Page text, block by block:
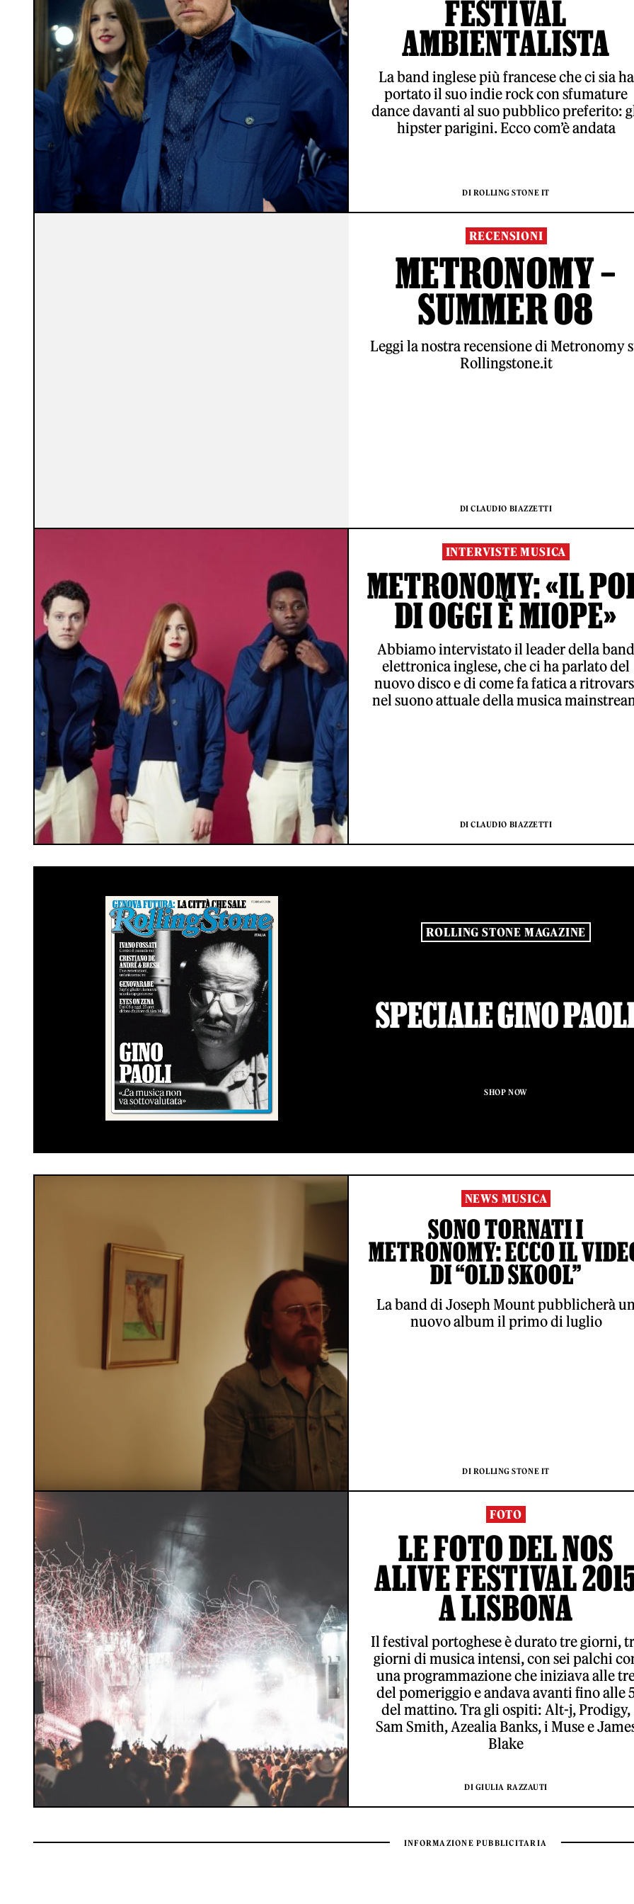
FESTIVAL
AMBIENTALISTA
La band inglese più francese che ci sia ha
portato il suo indie rock con sfumature
dance davanti al suo pubblico preferito:
hipster parigini. Ecco com’è andata
DI ROLLING STONE IT
RECENSIONI
METRONOMY –
SUMMER 08
Leggi la nostra recensione di Metronomy
Rollingstone.it
DI CLAUDIO BIAZZETTI
INTERVISTE MUSICA
METRONOMY: «IL
DI OGGI È MIOPE»
Abbiamo intervistato il leader della band
elettronica inglese, che ci ha parlato del
nuovo disco e di come fa fatica a
nel suono attuale della musica
DI CLAUDIO BIAZZETTI
ROLLING STONE MAGAZINE
SPECIALE GINO
SHOP NOW
NEWS MUSICA
SONO TORNATI I
METRONOMY: ECCO IL
DI “OLD SKOOL”
La band di Joseph Mount pubblicherà
nuovo album il primo di luglio
DI ROLLING STONE IT
FOTO
LE FOTO DEL NOS
ALIVE FESTIVAL
A LISBONA
Il festival portoghese è durato tre giorni,
giorni di musica intensi, con sei palchi
una programmazione che iniziava alle
del pomeriggio e andava avanti fino alle
del mattino. Tra gli ospiti: Alt-j, Prodigy,
Sam Smith, Azealia Banks, i Muse e
Blake
DI GIULIA RAZZAUTI